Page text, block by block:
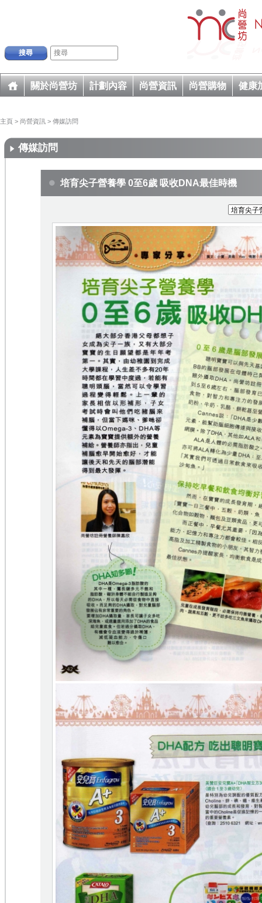
搜尋
關於尚營坊 計劃內容 尚營資訊 尚營購物 健康
主頁 > 尚營資訊 > 傳媒訪問
傳媒訪問
培育尖子營養學 0至6歲 吸收DNA最佳時機